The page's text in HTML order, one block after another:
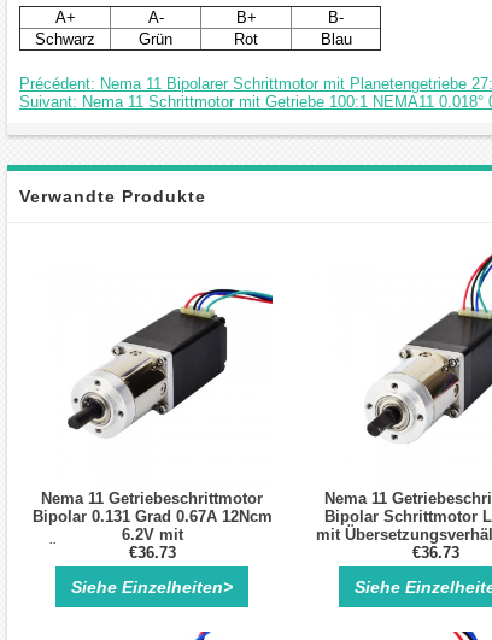
A+ A- B+
B-
Schwarz
Grün Rot Blau
Précédent: Nema 11 Bipolarer Schrittmotor mit Planetengetriebe
Suivant: Nema 11 Schrittmotor mit Getriebe 100:1 NEMA11
Verwandte Produkte
Nema 11 Getriebeschrittmotor
Bipolar 0.131 Grad 0.67A 12Ncm
6.2V mit
Übersetzungsverhältnis 14:1
Planetengetriebe
€36.73
Siehe Einzelheiten>
Nema 11
Bipolar Schrittmotor
mit
Planetengetriebe
€36.73
Siehe